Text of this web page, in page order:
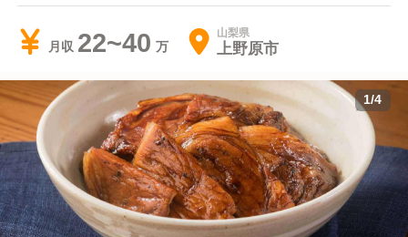
月収 22~40 山梨県
上野原市
1/4